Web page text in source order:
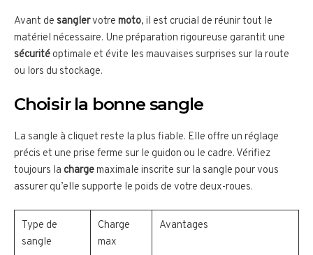
Avant de sanglervotre moto, il est crucial de réunir tout le
matériel nécessaire. Une préparation rigoureuse garantit une
sécurité optimale et évite les mauvaises surprises sur la route
ou lors du stockage.
Choisir la bonne sangle
La sangle à cliquet reste la plus fiable. Elle offre un réglage
précis et une prise ferme sur le guidon ou le cadre. Vérifiez
toujours la chargemaximale inscrite sur la sangle pour vous
assurer qu’elle supporte le poids de votre deux-roues.
Type de
sangle
Charge
max
Avantages